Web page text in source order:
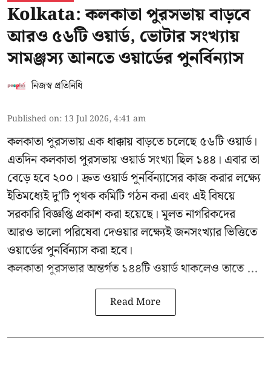
Kolkata: কলকাতা পুরসভায় বাড়বে
আরও ৫৬টি ওয়ার্ড, ভোটার সংখ্যায়
সামঞ্জস্য আনতে ওয়ার্ডের পুনর্বিন্যাস
নিজস্ব প্রতিনিধি
Published on: 13 Jul 2026, 4:41 am
কলকাতা পুরসভায় এক ধাক্কায় বাড়তে চলেছে ৫৬টি ওয়ার্ড।
এতদিন কলকাতা পুরসভায় ওয়ার্ড সংখ্যা ছিল ১৪৪। এবার তা
বেড়ে হবে ২০০। দ্রুত ওয়ার্ড পুনর্বিন্যাসের কাজ করার লক্ষ্যে
ইতিমধ্যেই দু’টি পৃথক কমিটি গঠন করা এবং এই বিষয়ে
সরকারি বিজ্ঞপ্তি প্রকাশ করা হয়েছে। মূলত নাগরিকদের
আরও ভালো পরিষেবা দেওয়ার লক্ষ্যেই জনসংখ্যার ভিত্তিতে
ওয়ার্ডের পুনর্বিন্যাস করা হবে।
কলকাতা পুরসভার অন্তর্গত ১৪৪টি ওয়ার্ড থাকলেও তাতে ...
Read More